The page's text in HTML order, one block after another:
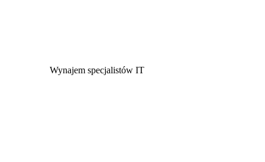
Wynajem specjalistów IT